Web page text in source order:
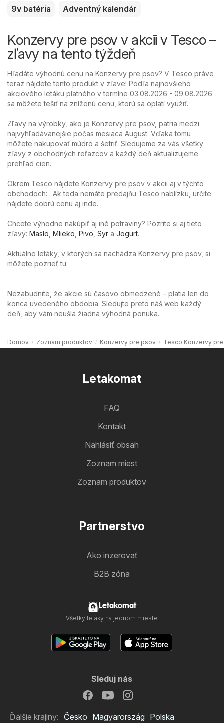
9v batéria
Adventný kalendár
Konzervy pre psov v akcii v Tesco –
zľavy na tento týždeň
Hľadáte výhodnú cenu na Konzervy pre psov? V Tesco práve
teraz nájdete tento produkt v zľave! Podľa najnovšieho
akciového letáku platného v termíne 03.08.2026 - 09.08.2026
sa môžete tešiť na zníženú cenu, ktorú sa oplatí využiť.
Zľavy na výrobky, ako je Konzervy pre psov, patria medzi
najvyhľadávanejšie počas mesiaca August. Vďaka tomu
môžete nakupovať múdro a šetriť. Sledujeme za vás všetky
zľavy z obchodných reťazcov a každý deň aktualizujeme
prehľad cien.
Okrem Tesco nájdete Konzervy pre psov v akcii aj v týchto
obchodoch: . Ak teda nemáte predajňu Tesco nablízku, určite
nájdete dobrú cenu aj inde.
Chcete výhodne nakúpiť aj iné potraviny? Pozrite si aj tieto
zľavy: Maslo Mlieko Pivo Syr a Jogurt.
Aktuálne letáky, v ktorých sa nachádza Konzervy pre psov, si
môžete pozrieť tu:
Nezabudnite, že akcie sú časovo obmedzené – platia len do
konca uvedeného obdobia. Sledujte preto náš web každý
deň, aby vám neušla žiadna výhodná ponuka.
Domov Zoznam produktov Konzervy pre psov Tesco Konzervy
Letakomat
FAQ
Kontakt
Nahlásiť obsah
Zoznam miest
Zoznam produktov
Partnerstvo
Ako inzerovať
B2B zóna
Letakomat
Všetky letáky na jednom mieste
Sleduj nás
Ďalšie krajiny: Česko Magyarország Polska